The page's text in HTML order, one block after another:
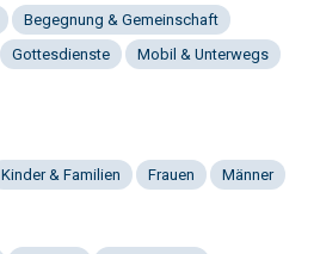
Begegnung & Gemeinschaft
Gottesdienste
Mobil & Unterwegs
Kinder & Familien Frauen Männer